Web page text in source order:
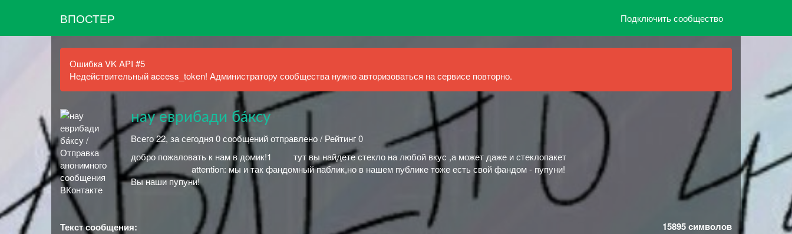
ВПОСТЕР Подключить сообщество
Ошибка VK API #5
Недействительный access_token! Администратору сообщества нужно авторизоваться на сервисе повторно.
нау еврибaди бáксу
Всего 22, за сегодня 0 сообщений отправлено / Рейтинг 0
добро пожаловать к нам в домик!1⠀⠀⠀ тут вы найдете стекло на любой вкус ,а может даже и стеклопакет
⠀⠀⠀⠀⠀⠀⠀⠀⠀ attention: мы и так фандомный паблик,но в нашем публике тоже есть свой фандом - пупуни!
Вы наши пупуни!
Текст сообщения: 15895символов